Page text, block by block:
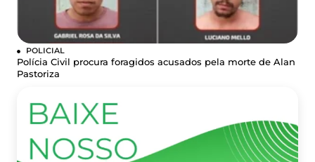
POLICIAL
Polícia Civil procura foragidos acusados pela morte de Alan
Pastoriza